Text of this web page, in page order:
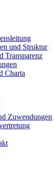
und Struktur
Transparenz
Charta
Zuwendungen